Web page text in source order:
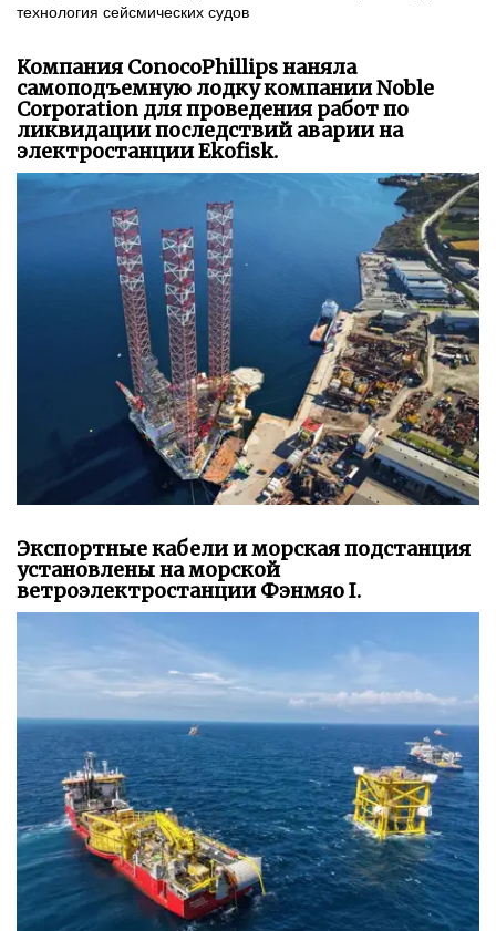
технология сейсмических судов
Компания ConocoPhillips наняла
самоподъемную лодку компании Noble
Corporation для проведения работ по
ликвидации последствий аварии на
электростанции Ekofisk.
Экспортные кабели и морская подстанция
установлены на морской
ветроэлектростанции Фэнмяо I.